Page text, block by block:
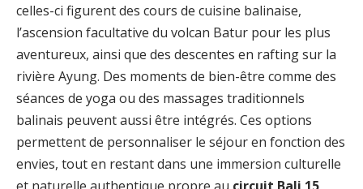
celles-ci figurent des cours de cuisine balinaise,
l’ascension facultative du volcan Batur pour les plus
aventureux, ainsi que des descentes en rafting sur la
rivière Ayung. Des moments de bien-être comme des
séances de yoga ou des massages traditionnels
balinais peuvent aussi être intégrés. Ces options
permettent de personnaliser le séjour en fonction des
envies, tout en restant dans une immersion culturelle